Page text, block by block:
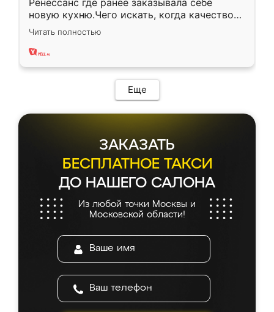
Ренессанс где ранее заказывала себе
новую кухню.Чего искать, когда качеством
вполне довольна. Служит кухня уже почти
два года, нареканий нет.
Читать полностью
Еще
ЗАКАЗАТЬ
БЕСПЛАТНОЕ ТАКСИ
ДО НАШЕГО САЛОНА
Из любой точки Москвы и
Московской области!